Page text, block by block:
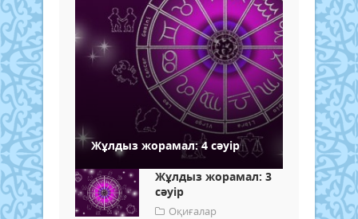
Жұлдыз жорамал: 4 сәуір
Жұлдыз жорамал: 3
сәуір
Оқиғалар